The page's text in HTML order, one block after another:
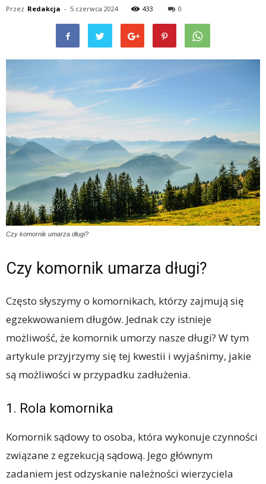
Przez Redakcja - 5 czerwca 2024 433 0
Czy komornik umarza długi?
Czy komornik umarza długi?
Często słyszymy o komornikach, którzy zajmują się
egzekwowaniem długów. Jednak czy istnieje
możliwość, że komornik umorzy nasze długi? W tym
artykule przyjrzymy się tej kwestii i wyjaśnimy, jakie
są możliwości w przypadku zadłużenia.
1. Rola komornika
Komornik sądowy to osoba, która wykonuje czynności
związane z egzekucją sądową. Jego głównym
zadaniem jest odzyskanie należności wierzyciela